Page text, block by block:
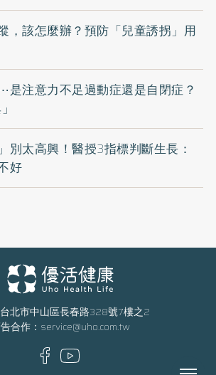
，該怎麼辦？預防「兒童誘拐」用
注意力不足過動症還是自閉症？
別太高興！醫授3指標判斷生長：
好
北市中山區長春路328號7樓之2
合作： service@uho.com.tw